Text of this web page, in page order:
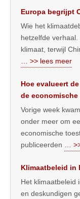
Europa begrijpt
Wie het
hetzelfde
klimaat, terwijl
… >> lees meer
Hoe evalueert
de
Vorige week
onder meer om
economische
publiceerden
…
Klimaatbeleid in
Het klimaatbeleid
en deskundigen